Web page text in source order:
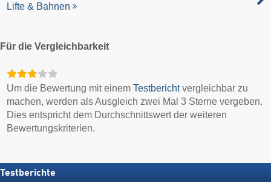
Lifte & Bahnen
Für die Vergleichbarkeit
Um die Bewertung mit einemTestberichtvergleichbar zu
machen, werden als Ausgleich zwei Mal 3 Sterne vergeben.
Dies entspricht dem Durchschnittswert der weiteren
Bewertungskriterien.
Testberichte